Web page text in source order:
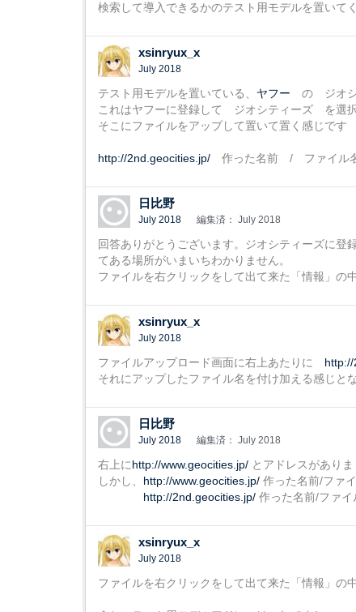
検索して導入できるかのテスト用モデルを置いて
xsinryux_x
July 2018
テスト用モデルを置いている、 ヤフー の ジオシ
これはヤフーに登録して ジオシティーズ を選
そこにファイルをアップして置いて置く感じです
http://2nd.geocities.jp/ 作った名前 / ファイル
日比野
July 2018 編集済： July 2018
回答ありがとうございます。ジオシティーズに登
てある場所がいまいちわかりません。
ファイルを右クリックをして出て来た「情報」
xsinryux_x
July 2018
ファイルアップロード画面に右上あたりに
それにアップしたファイル名を付け加える感じと
日比野
July 2018 編集済： July 2018
右上にhttp://www.geocities.jp/ とアドレスがあり
しかし、 http://www.geocities.jp/ 作った名前/ファ
http://2nd.geocities.jp/ 作った名前/ファ
xsinryux_x
July 2018
ファイルを右クリックをして出て来た「情報」